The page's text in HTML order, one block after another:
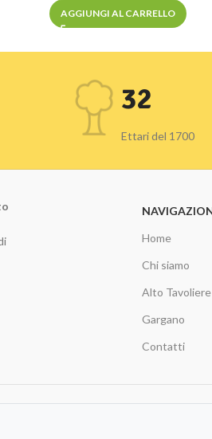
AGGIUNGI AL CARRELLO
32
Ettari del 1700
Home
Chi siamo
Alto
Gargano
Contatti